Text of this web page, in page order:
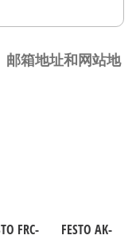
邮箱地址和网站地
FRC-
FESTO AK-